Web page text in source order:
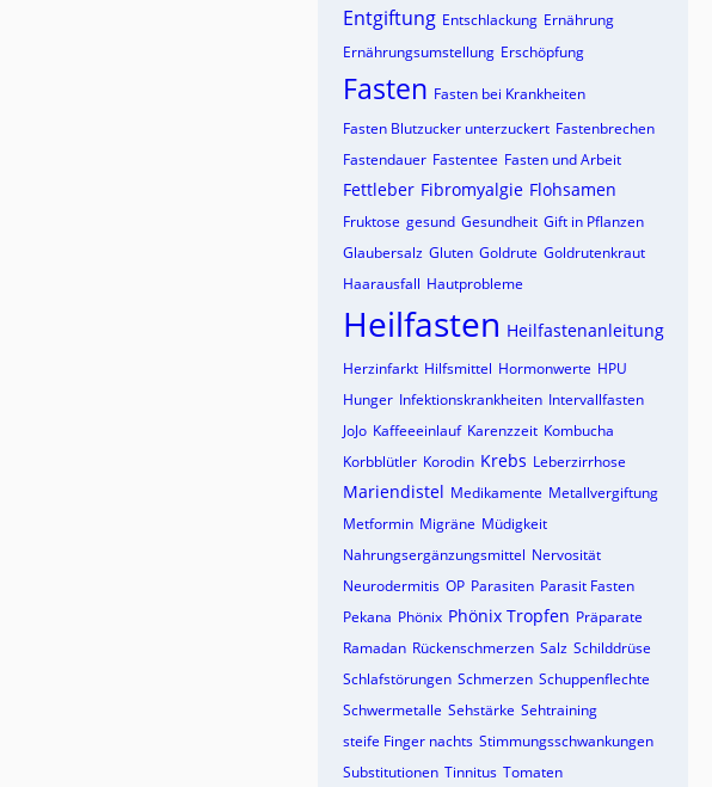
Entgiftung Entschlackung Ernährung
Ernährungsumstellung Erschöpfung
Fasten Fasten bei Krankheiten
Fasten Blutzucker unterzuckert Fastenbrechen
Fastendauer Fastentee Fasten und Arbeit
Fettleber Fibromyalgie Flohsamen
Fruktose gesund Gesundheit Gift in Pflanzen
Glaubersalz Gluten Goldrute Goldrutenkraut
Haarausfall Hautprobleme
Heilfasten Heilfastenanleitung
Herzinfarkt Hilfsmittel Hormonwerte HPU
Hunger Infektionskrankheiten Intervallfasten
JoJo Kaffeeeinlauf Karenzzeit Kombucha
Korbblütler Korodin Krebs Leberzirrhose
Mariendistel Medikamente Metallvergiftung
Metformin Migräne Müdigkeit
Nahrungsergänzungsmittel Nervosität
Neurodermitis OP Parasiten Parasit Fasten
Pekana Phönix Phönix Tropfen Präparate
Ramadan Rückenschmerzen Salz Schilddrüse
Schlafstörungen Schmerzen Schuppenflechte
Schwermetalle Sehstärke Sehtraining
steife Finger nachts Stimmungsschwankungen
Substitutionen Tinnitus Tomaten